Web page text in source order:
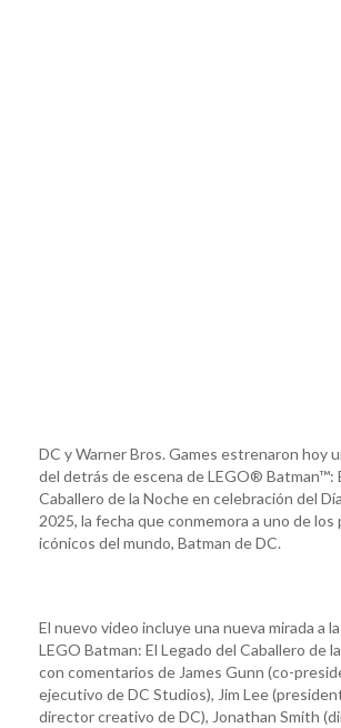
DC y Warner Bros. Games estrenaron hoy
del detrás de escena de LEGO® Batman™:
Caballero de la Noche en celebración del
2025, la fecha que conmemora a uno de los
icónicos del mundo, Batman de DC.
El nuevo video incluye una nueva mirada a
LEGO Batman: El Legado del Caballero de
con comentarios de James Gunn (co-
ejecutivo de DC Studios), Jim Lee
director creativo de DC), Jonathan Smith